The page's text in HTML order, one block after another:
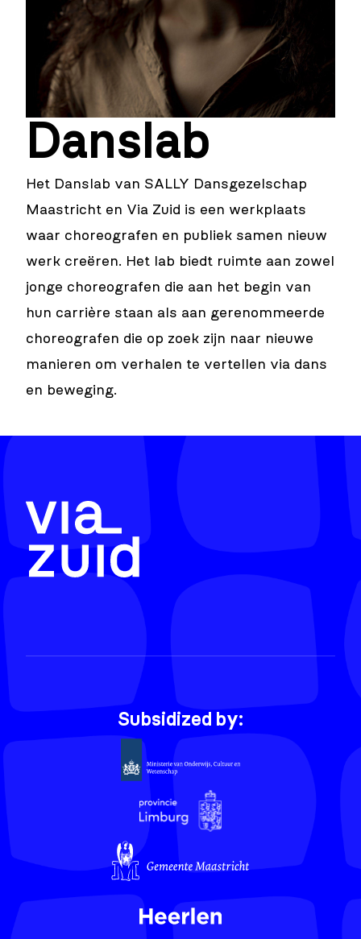
Danslab
Het Danslab van SALLY Dansgezelschap
Maastricht en Via Zuid is een werkplaats
waar choreografen en publiek samen nieuw
werk creëren. Het lab biedt ruimte aan zowel
jonge choreografen die aan het begin van
hun carrière staan als aan gerenommeerde
choreografen die op zoek zijn naar nieuwe
manieren om verhalen te vertellen via dans
en beweging.
Subsidized by: